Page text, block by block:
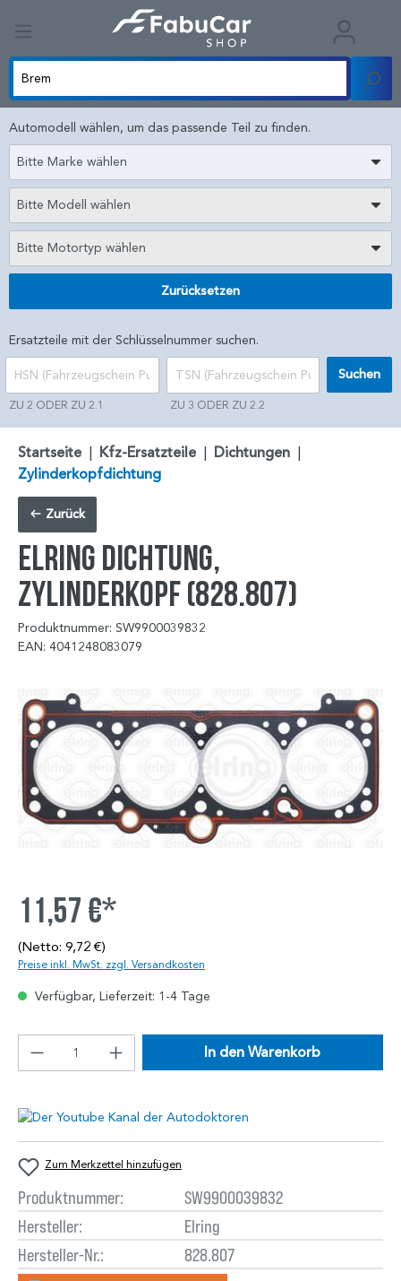
Automodell wählen, um das passende Teil zu finden.
Bitte Marke wählen
Bitte Modell wählen
Bitte Motortyp wählen
Zurücksetzen
Ersatzteile mit der Schlüsselnummer suchen.
ZU 2 ODER ZU 2.1 ZU 3 ODER ZU 2.2
Suchen
Startseite | Kfz-Ersatzteile | Dichtungen |
Zylinderkopfdichtung
Zurück
ELRING Dichtung,
Zylinderkopf (828.807)
Produktnummer: SW9900039832
EAN: 4041248083079
11,57 €*
(Netto: 9,72 €)
Preise inkl. MwSt. zzgl. Versandkosten
Verfügbar, Lieferzeit: 1-4 Tage
In den Warenkorb
Zum Merkzettel hinzufügen
Produktnummer:
SW9900039832
Hersteller:
Elring
Hersteller-Nr.:
828.807